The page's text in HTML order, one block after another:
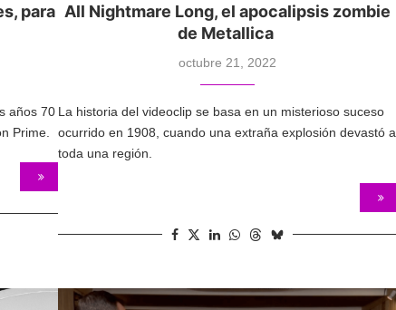
para
años 70
Prime.
All Nightmare Long, el apocalipsis zombie
de Metallica
octubre 21, 2022
La historia del videoclip se basa en un misterioso suceso
ocurrido en 1908, cuando una extraña explosión devastó a
toda una región.